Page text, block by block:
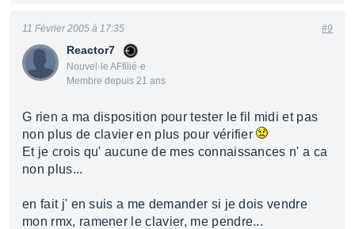
Reactor7
Nouvel·le AFfilié·e
Membre depuis 21 ans
11 Février 2005 à 17:35 #9
G rien a ma disposition pour tester le fil midi et pas
non plus de clavier en plus pour vérifier
Et je crois qu' aucune de mes connaissances n' a ca
non plus...
en fait j' en suis a me demander si je dois vendre
mon rmx, ramener le clavier, me pendre...